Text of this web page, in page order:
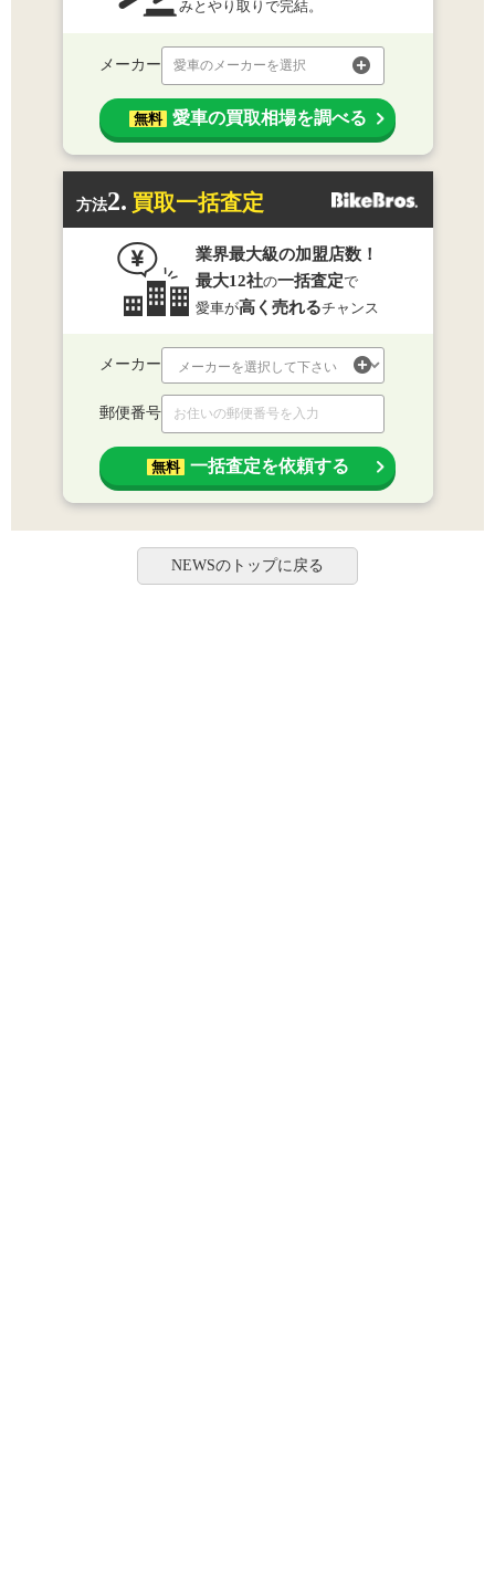
みとやり取りで完結。
メーカー 愛車のメーカーを選択
無料 愛車の買取相場を調べる
方法2. 買取一括査定
業界最大級の加盟店数！
最大12社の一括査定で
愛車が高く売れるチャンス
メーカー
郵便番号
無料 一括査定を依頼する
NEWSのトップに戻る